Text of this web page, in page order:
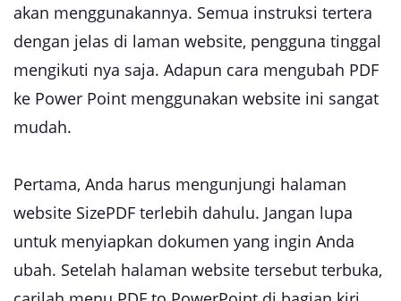
akan menggunakannya. Semua instruksi tertera
dengan jelas di laman website, pengguna tinggal
mengikuti nya saja. Adapun cara mengubah PDF
ke Power Point menggunakan website ini sangat
mudah.
Pertama, Anda harus mengunjungi halaman
website SizePDF terlebih dahulu. Jangan lupa
untuk menyiapkan dokumen yang ingin Anda
ubah. Setelah halaman website tersebut terbuka,